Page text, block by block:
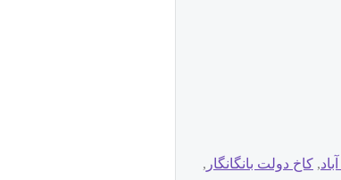
, کاخ دولت بانگانگار ,